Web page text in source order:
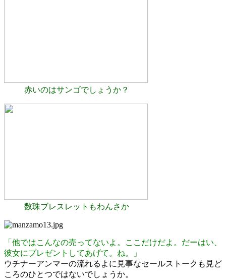
赤いのはサンゴでしょうか？
数珠ブレスレットもわんさか
「他ではこんなの売ってないよ。ここだけだよ。だーはい、
彼女にプレゼントしてあげて。ね。」
ウチナーアンマーの流れるよに見事なセールストークも見ど
ころのひとつではないでしょうか。